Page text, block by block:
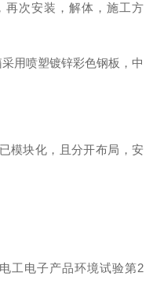
再次安装，解体，施工方
用喷塑镀锌彩色钢板，中
模块化，且分开布局，安
电工电子产品环境试验第2